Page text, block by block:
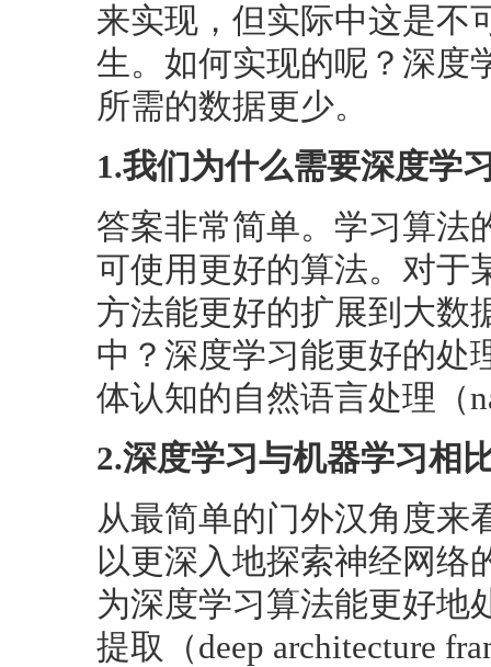
来实现，但实际中这是不
生。如何实现的呢？深度
所需的数据更少。
1.我们为什么需要深度学
答案非常简单。学习算法
可使用更好的算法。对于
方法能更好的扩展到大数
中？深度学习能更好的处
体认知的自然语言处理（
2.深度学习与机器学习相
从最简单的门外汉角度来
以更深入地探索神经网络
为深度学习算法能更好地
提取（deep architecture